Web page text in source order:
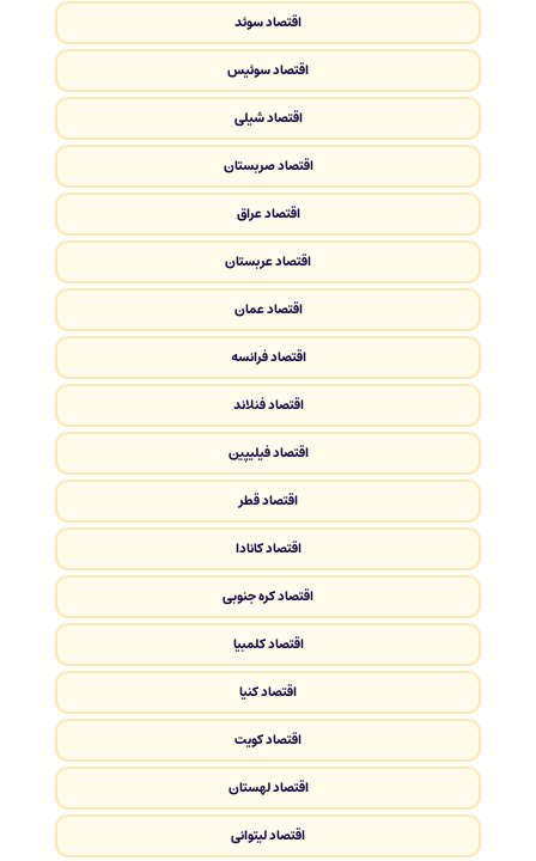
اقتصاد سوئد
اقتصاد سوئیس
اقتصاد شیلی
اقتصاد صربستان
اقتصاد عراق
اقتصاد عربستان
اقتصاد عمان
اقتصاد فرانسه
اقتصاد فنلاند
اقتصاد فیلیپین
اقتصاد قطر
اقتصاد کانادا
اقتصاد کره جنوبی
اقتصاد کلمبیا
اقتصاد کنیا
اقتصاد کویت
اقتصاد لهستان
اقتصاد لیتوانی